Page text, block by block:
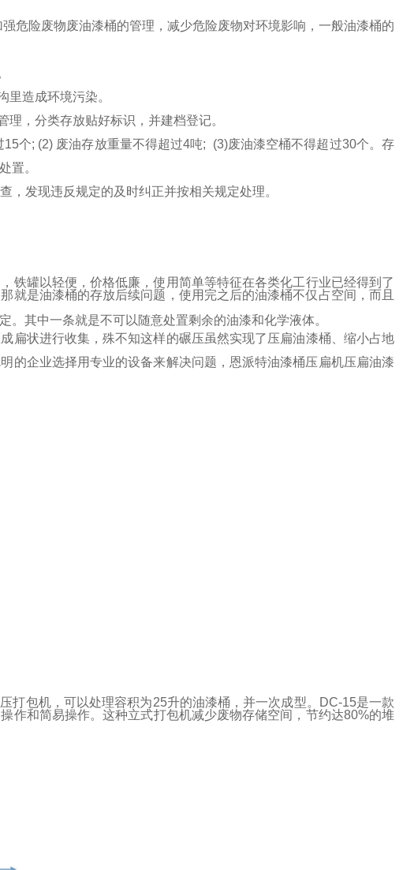
强危险废物废油漆桶的管理，减少危险废物对环境影响， 一般油漆桶的
里造成环境污染。
，分类存放贴好标识，并建档登记。
个; (2) 废油存放重量不得超过4吨; (3)废油漆空桶不得超过30个。存
置。
，发现违反规定的及时纠正并按相关规定处理。
铁罐以轻便，价格低廉，使用简单等特征在各类化工行业已经得到了
就是油漆桶的存放后续问题，使用完之后的油漆桶不仅占空间，而且
其中一条就是不可以随意处置剩余的油漆和化学液体。
扁状进行收集，殊不知这样的碾压虽然实现了压扁油漆桶、缩小占地
的企业选择用专业的设备来解决问题，恩派特油漆桶压扁机压扁油漆
打包机，可以处理容积为25升的油漆桶，并一次成型。DC-15是一款
作和简易操作。这种立式打包机减少废物存储空间，节约达80%的堆